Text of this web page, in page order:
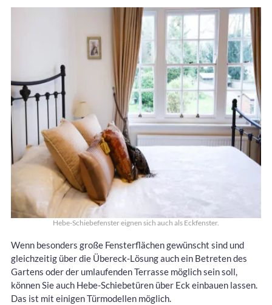
Hebe-Schiebefenster eignen sich auch als Eckfenster.
Wenn besonders große Fensterflächen gewünscht sind und
gleichzeitig über die Übereck-Lösung auch ein Betreten des
Gartens oder der umlaufenden Terrasse möglich sein soll,
können Sie auch Hebe-Schiebetüren über Eck einbauen lassen.
Das ist mit einigen Türmodellen möglich.